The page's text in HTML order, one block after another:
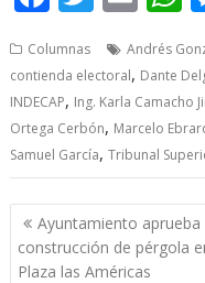
e
b
o
o
k
itt
er
ai
l s
A
p
p
Columnas Andrés
contienda electoral, Dante
INDECAP, Ing. Karla Camacho
Ortega Cerbón, Marcelo
Samuel García,Tribunal
Post
navigation
Ayuntamiento aprueba
construcción de pérgola
Plaza las Américas